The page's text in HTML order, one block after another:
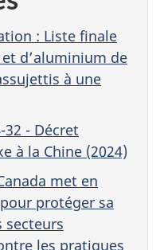
: Liste finale
d’aluminium de
à une
32 - Décret
à la Chine (2024)
met en
protéger sa
secteurs
les pratiques